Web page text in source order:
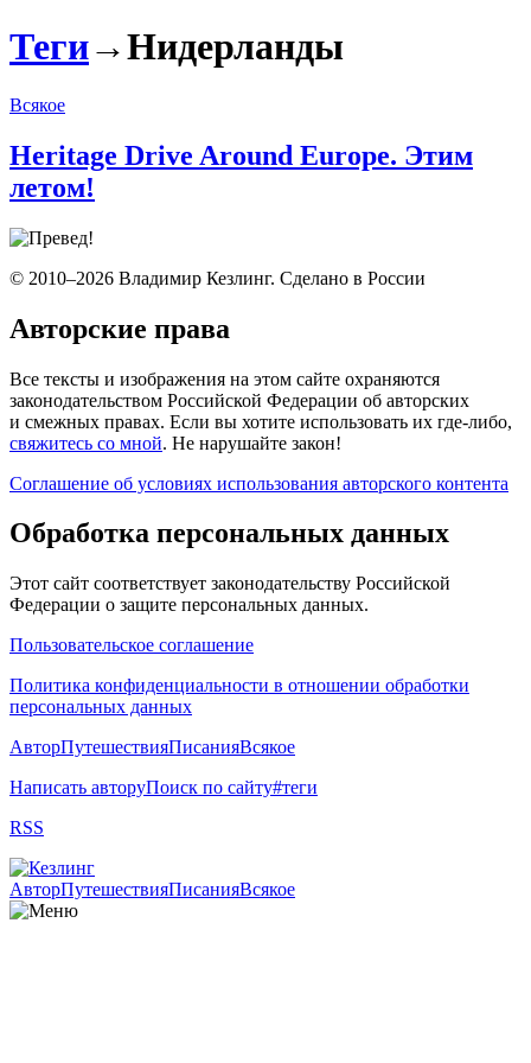
Теги→Нидерланды
Всякое
Heritage Drive Around Europe. Этим
летом!
© 2010–2026 Владимир Кезлинг. Сделано в России
Авторские права
Все тексты и изображения на этом сайте охраняются
законодательством Российской Федерации об авторских
и смежных правах. Если вы хотите использовать их где-либо,
свяжитесь со мной. Не нарушайте закон!
Соглашение об условиях использования авторского контента
Обработка персональных данных
Этот сайт соответствует законодательству Российской
Федерации о защите персональных данных.
Пользовательское соглашение
Политика конфиденциальности в отношении обработки
персональных данных
АвторПутешествияПисанияВсякое
Написать авторуПоиск по сайту#теги
RSS
АвторПутешествияПисанияВсякое